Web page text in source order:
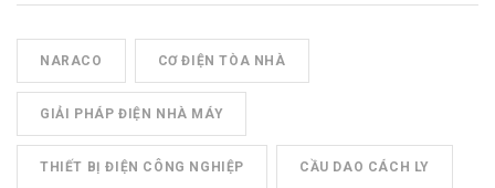
NARACO CƠ ĐIỆN TÒA NHÀ
GIẢI PHÁP ĐIỆN NHÀ MÁY
THIẾT BỊ ĐIỆN CÔNG NGHIỆP CẦU DAO CÁCH LY